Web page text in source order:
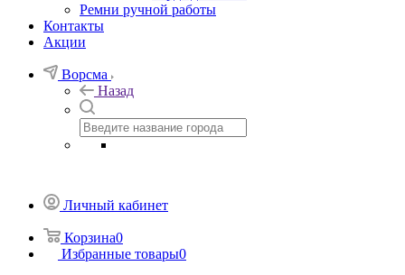
Ремни ручной работы
Контакты
Акции
Ворсма
Назад
Личный кабинет
Корзина0
Избранные товары0